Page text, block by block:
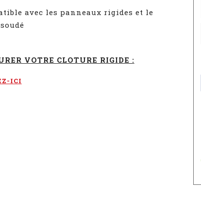
avec les panneaux rigides et le
VOTRE CLOTURE RIGIDE :
ICI